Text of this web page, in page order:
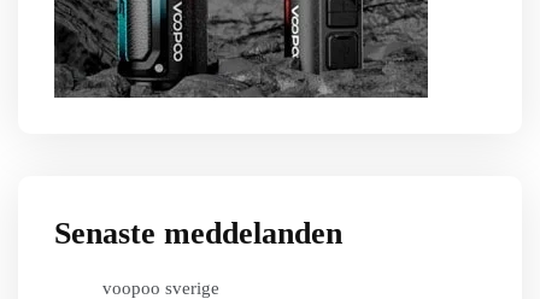
Senaste meddelanden
voopoo sverige